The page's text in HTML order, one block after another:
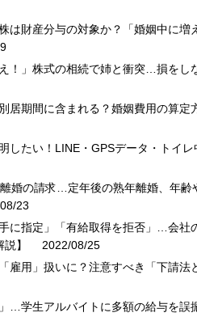
は財産分与の対象か？「婚姻中に
！」株式の相続で姉と衝突…損をし
居期間に含まれる？婚姻費用の算定
したい！LINE・GPSデータ・トイ
婚の請求…定年後の熟年離婚、年
23
に指定」「有給取得を拒否」…会社
】
2022/08/25
雇用」扱いに？注意すべき「下請法
…学生アルバイトに多額の給与を誤